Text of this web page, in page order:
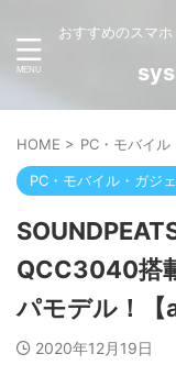
おすすめのスマ
HOME > PC・モバイル
PC・モバイル・ガジ
QCC3040搭
パモデル！【
2020年12月19日